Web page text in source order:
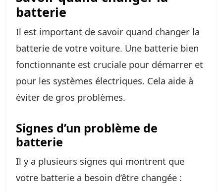
batterie
Il est important de savoir quand changer la
batterie de votre voiture. Une batterie bien
fonctionnante est cruciale pour démarrer et
pour les systèmes électriques. Cela aide à
éviter de gros problèmes.
Signes d’un problème de
batterie
Il y a plusieurs signes qui montrent que
votre batterie a besoin d’être changée :